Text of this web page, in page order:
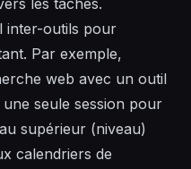
les tâches.
inter-outils pour
Par exemple,
web avec un outil
seule session pour
supérieur (niveau)
calendriers de